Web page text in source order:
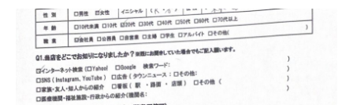
店舗情報
Q＆A